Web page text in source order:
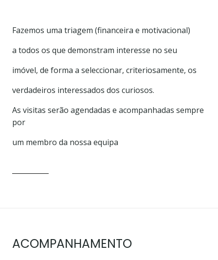
Fazemos uma triagem (financeira e motivacional)
a todos os que demonstram interesse no seu
imóvel, de forma a seleccionar, criteriosamente, os
verdadeiros interessados dos curiosos.
As visitas serão agendadas e acompanhadas sempre
por
um membro da nossa equipa
ACOMPANHAMENTO